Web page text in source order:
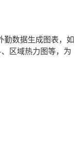
勤数据生成图表，如
区域热力图等，为